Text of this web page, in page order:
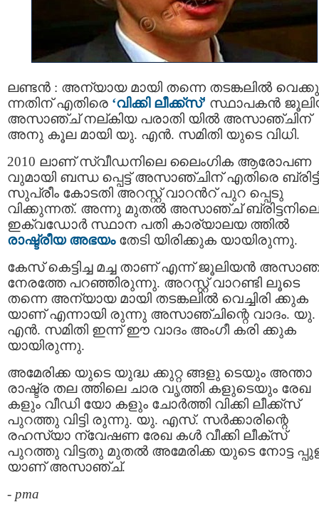
ലണ്ടൻ : അന്യായ മായി തന്നെ തടങ്കലിൽ വെക്കു
ന്നതിന് എതിരെ ‘വിക്കി ലീക്ക്‌സ്’ സ്ഥാപകൻ
അസാഞ്ച് നല്കിയ പരാതി യിൽ അസാഞ്ചിന്
അനു കൂല മായി യു. എൻ. സമിതി യുടെ വിധി.
2010 ലാണ് സ്വീഡനിലെ ലൈംഗിക ആരോപണ
വുമായി ബന്ധ പ്പെട്ട് അസാഞ്ചിന് എതിരെ
സുപ്രീം കോടതി അറസ്റ്റ് വാറന്‍റ് പുറ പ്പെടു
വിക്കുന്നത്. അന്നു മുതൽ അസാഞ്ച് ബ്രിട്ടനിലെ
ഇക്വഡോർ സ്ഥാന പതി കാര്യാലയ ത്തിൽ
രാഷ്ട്രീയ അഭയം തേടി യിരിക്കുക യായിരുന്നു.
കേസ് കെട്ടിച്ച മച്ച താണ് എന്ന് ജൂലിയൻ
നേരത്തേ പറഞ്ഞിരുന്നു. അറസ്റ്റ് വാറണ്ടി ലൂടെ
തന്നെ അന്യായ മായി തടങ്കലിൽ വെച്ചിരി ക്കുക
യാണ് എന്നായി രുന്നു അസാഞ്ചിന്റെ വാദം. യു.
എൻ. സമിതി ഇന്ന് ഈ വാദം അംഗീ കരി ക്കുക
യായിരുന്നു.
അമേരിക്ക യുടെ യുദ്ധ ക്കുറ്റ ങ്ങളു ടെയും അന്താ
രാഷ്ട്ര തല ത്തിലെ ചാര വൃത്തി കളുടെയും രേഖ
കളും വീഡി യോ കളും ചോർത്തി വിക്കി ലീക്ക്‌സ്
പുറത്തു വിട്ടി രുന്നു. യു. എസ്. സർക്കാരിന്റെ
രഹസ്യാ ന്വേഷണ രേഖ കൾ വീക്കി ലീക്സ്
പുറത്തു വിട്ടതു മുതൽ അമേരിക്ക യുടെ നോട്ട
യാണ് അസാഞ്ച്.
- pma